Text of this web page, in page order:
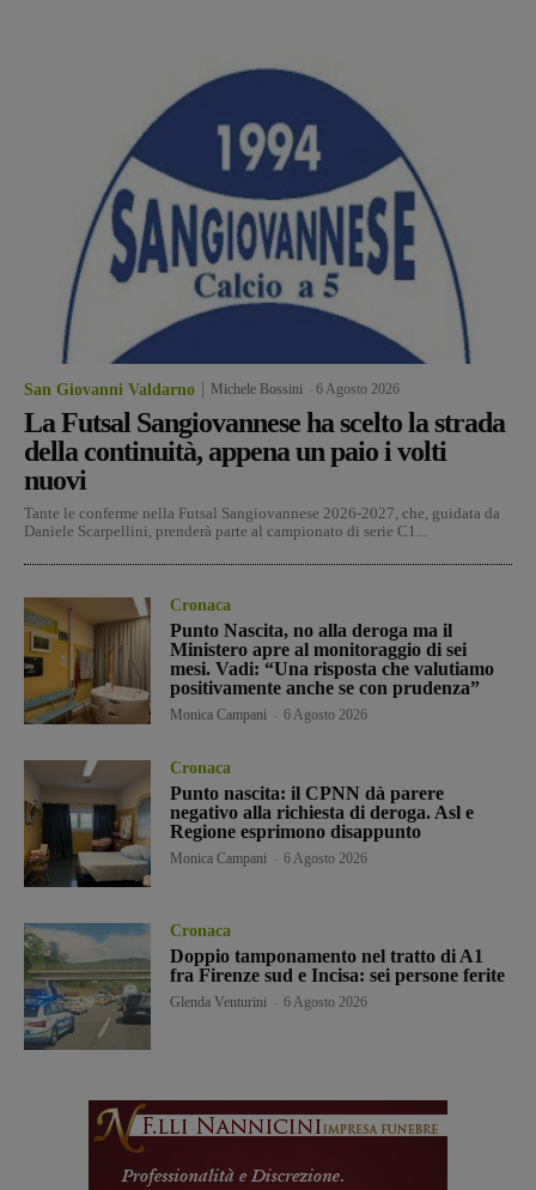
San Giovanni Valdarno Michele Bossini 6 Agosto 2026
La Futsal Sangiovannese ha scelto la strada
della continuità, appena un paio i volti
nuovi
Tante le conferme nella Futsal Sangiovannese 2026-2027, che, guidata da
Daniele Scarpellini, prenderà parte al campionato di serie C1...
Cronaca
Punto Nascita, no alla deroga ma il
Ministero apre al monitoraggio di sei
mesi. Vadi: “Una risposta che valutiamo
positivamente anche se con prudenza”
Monica Campani 6 Agosto 2026
Cronaca
Punto nascita: il CPNN dà parere
negativo alla richiesta di deroga. Asl e
Regione esprimono disappunto
Monica Campani 6 Agosto 2026
Cronaca
Doppio tamponamento nel tratto di A1
fra Firenze sud e Incisa: sei persone ferite
Glenda Venturini 6 Agosto 2026